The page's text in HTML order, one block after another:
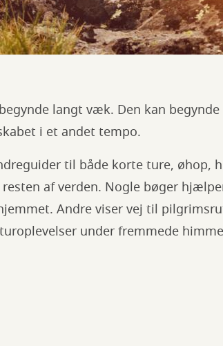
langt væk. Den kan
i et andet tempo.
til både korte ture, øhop,
af verden. Nogle bøger
Andre viser vej til
under fremmede